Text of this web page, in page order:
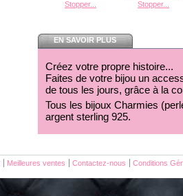
Stopper... Stopper...
EN SAVOIR PLUS
Créez votre propre histoire...
Faites de votre bijou un
de tous les jours, grâce à la
Tous les bijoux Charmies
argent sterling 925.
Meilleures ventes Contactez-nous Conditions